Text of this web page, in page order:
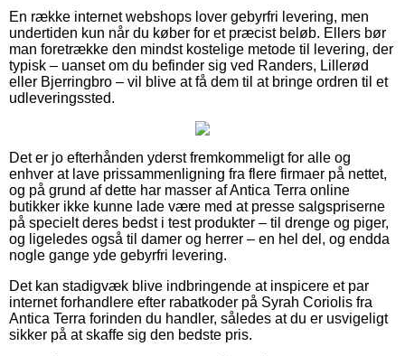
En række internet webshops lover gebyrfri levering, men
undertiden kun når du køber for et præcist beløb. Ellers bør
man foretrække den mindst kostelige metode til levering, der
typisk – uanset om du befinder sig ved Randers, Lillerød
eller Bjerringbro – vil blive at få dem til at bringe ordren til et
udleveringssted.
Det er jo efterhånden yderst fremkommeligt for alle og
enhver at lave prissammenligning fra flere firmaer på nettet,
og på grund af dette har masser af Antica Terra online
butikker ikke kunne lade være med at presse salgspriserne
på specielt deres bedst i test produkter – til drenge og piger,
og ligeledes også til damer og herrer – en hel del, og endda
nogle gange yde gebyrfri levering.
Det kan stadigvæk blive indbringende at inspicere et par
internet forhandlere efter rabatkoder på Syrah Coriolis fra
Antica Terra forinden du handler, således at du er usvigeligt
sikker på at skaffe sig den bedste pris.